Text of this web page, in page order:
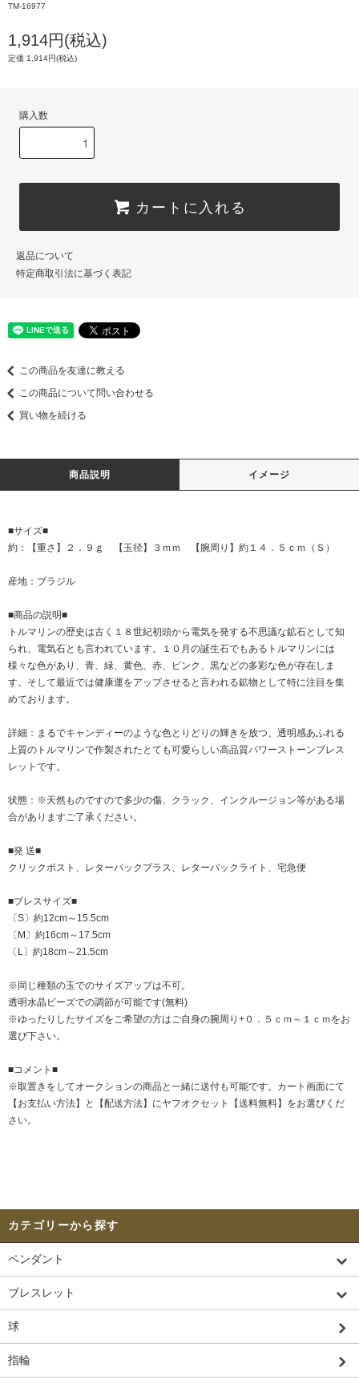
TM-16977
1,914円(税込)
定価 1,914円(税込)
購入数
カートに入れる
返品について
特定商取引法に基づく表記
この商品を友達に教える
この商品について問い合わせる
買い物を続ける
商品説明 イメージ
■サイズ■
約：【重さ】２．９ｇ 【玉径】３ｍｍ 【腕周り】約１４．５ｃｍ（Ｓ）
産地：ブラジル
■商品の説明■
トルマリンの歴史は古く１８世紀初頭から電気を発する不思議な鉱石として知
られ、電気石とも言われています。１０月の誕生石でもあるトルマリンには
様々な色があり、青、緑、黄色、赤、ピンク、黒などの多彩な色が存在しま
す。そして最近では健康運をアップさせると言われる鉱物として特に注目を集
めております。
詳細：まるでキャンディーのような色とりどりの輝きを放つ、透明感あふれる
上質のトルマリンで作製されたとても可愛らしい高品質パワーストーンブレス
レットです。
状態：※天然ものですので多少の傷、クラック、インクルージョン等がある場
合がありますご了承ください。
■発 送■
クリックポスト、レターパックプラス、レターパックライト、宅急便
■ブレスサイズ■
〔S〕約12cm～15.5cm
〔M〕約16cm～17.5cm
〔L〕約18cm～21.5cm
※同じ種類の玉でのサイズアップは不可。
透明水晶ビーズでの調節が可能です(無料)
※ゆったりしたサイズをご希望の方はご自身の腕周り+０．５ｃｍ～１ｃｍをお
選び下さい。
■コメント■
※取置きをしてオークションの商品と一緒に送付も可能です。カート画面にて
【お支払い方法】と【配送方法】にヤフオクセット【送料無料】をお選びくだ
さい。
カテゴリーから探す
ペンダント
ブレスレット
球
指輪